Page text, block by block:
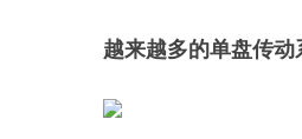
越来越多的单盘传动